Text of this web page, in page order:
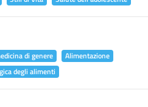
di genere
Alimentazione
degli alimenti